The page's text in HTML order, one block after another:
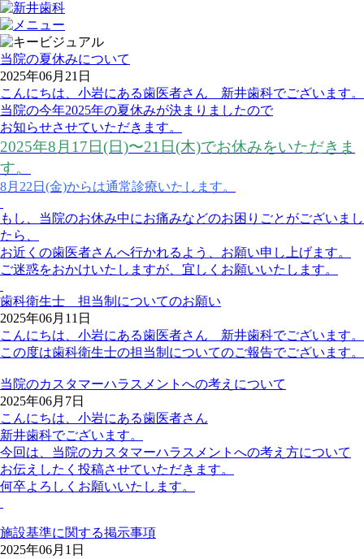
当院の夏休みについて
2025年06月21日
こんにちは、小岩にある歯医者さん 新井歯科でございます。
当院の今年2025年の夏休みが決まりましたので
お知らせさせていただきます。
2025年8月17日(日)〜21日(木)でお休みをいただきま
す。
8月22日(金)からは通常診療いたします。
もし、当院のお休み中にお痛みなどのお困りごとがございまし
たら、
お近くの歯医者さんへ行かれるよう、お願い申し上げます。
ご迷惑をおかけいたしますが、宜しくお願いいたします。
歯科衛生士 担当制についてのお願い
2025年06月11日
こんにちは、小岩にある歯医者さん 新井歯科でございます。
この度は歯科衛生士の担当制についてのご報告でございます。
当院のカスタマーハラスメントへの考えについて
2025年06月7日
こんにちは、小岩にある歯医者さん
新井歯科でございます。
今回は、当院のカスタマーハラスメントへの考え方について
お伝えしたく投稿させていただきます。
何卒よろしくお願いいたします。
施設基準に関する掲示事項
2025年06月1日